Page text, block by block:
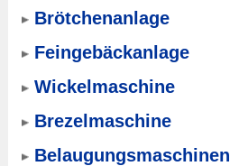
Brötchenanlage
Feingebäckanlage
Wickelmaschine
Brezelmaschine
Belaugungsmaschinen